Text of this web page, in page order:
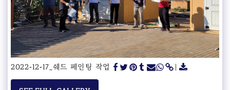
2022-12-17_쉐드 페인팅 작업